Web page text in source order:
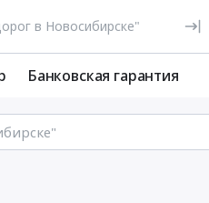
Банковская гарантия